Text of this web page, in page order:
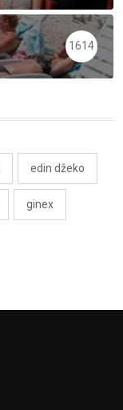
1614
edin džeko
ginex